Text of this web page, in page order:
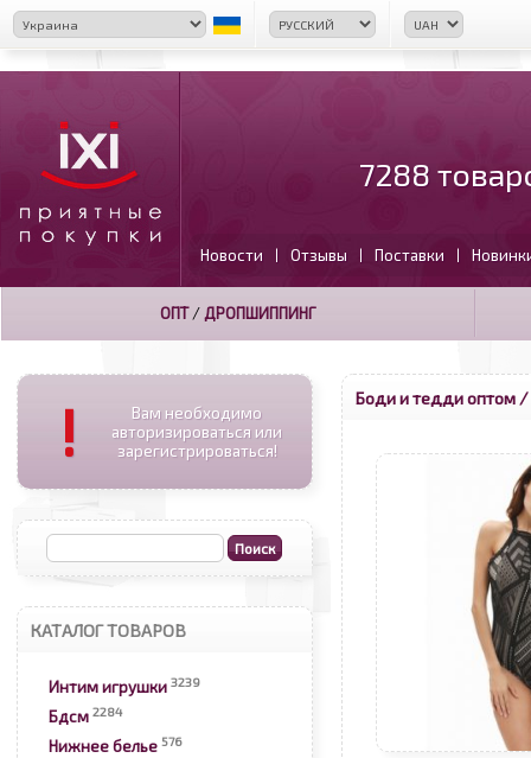
7288
Новости | Отзывы | Поставки |
ОПТ/ ДРОПШИППИНГ
!
Вам необходимо
авторизироваться или
зарегистрироваться!
КАТАЛОГ ТОВАРОВ
Интим игрушки 3239
Бдсм 2284
Нижнее белье 576
Боди и тедди оптом/